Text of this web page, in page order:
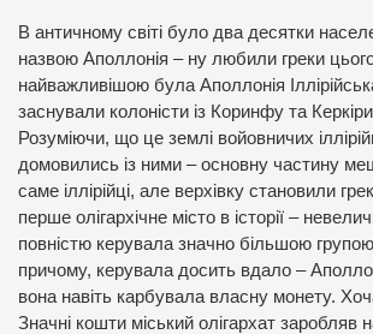
В античному світі було два десятки
назвою Аполлонія – ну любили греки
найважливішою була Аполлонія
заснували колоністи із Коринфу та
Розуміючи, що це землі войовничих
домовились із ними – основну частину
саме іллірійці, але верхівку становили
перше олігархічне місто в історії –
повністю керувала значно більшою
причому, керувала досить вдало –
вона навіть карбувала власну монету.
Значні кошти міський олігархат заробляв